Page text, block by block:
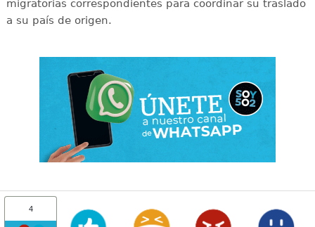
migratorias correspondientes para coordinar su traslado
a su país de origen.
4